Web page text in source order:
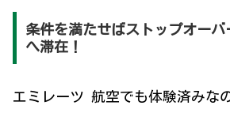
条件を満たせばストップオーバ
へ滞在！
エミレーツ 航空でも体験済みな